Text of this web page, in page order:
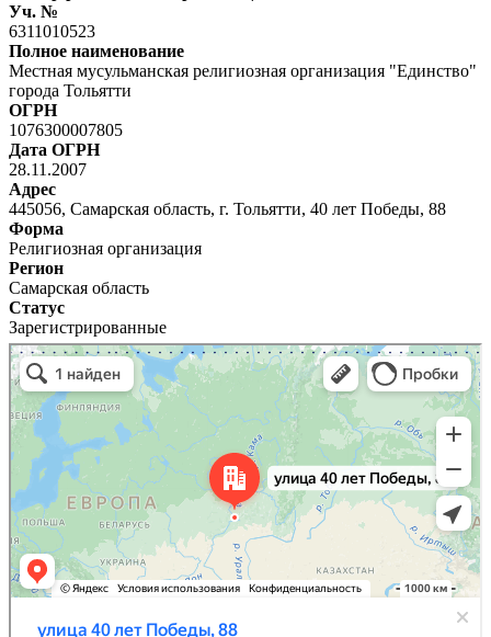
Уч. №
6311010523
Полное наименование
Местная мусульманская религиозная организация "Единство"
города Тольятти
ОГРН
1076300007805
Дата ОГРН
28.11.2007
Адрес
445056, Самарская область, г. Тольятти, 40 лет Победы, 88
Форма
Религиозная организация
Регион
Самарская область
Статус
Зарегистрированные